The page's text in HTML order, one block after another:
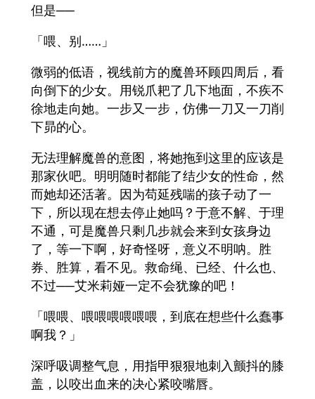
但是──
「喂、别……」
微弱的低语，视线前方的魔兽环顾四周后，看
向倒下的少女。用锐爪耙了几下地面，不疾不
徐地走向她。一步又一步，仿佛一刀又一刀削
下昴的心。
无法理解魔兽的意图，将她拖到这里的应该是
那家伙吧。明明随时都能了结少女的性命，然
而她却还活著。因为苟延残喘的孩子动了一
下，所以现在想去停止她吗？于意不解、于理
不通，可是魔兽只剩几步就会来到女孩身边
了，等一下啊，好奇怪呀，意义不明呐。胜
券、胜算，看不见。救命绳、已经、什么也、
不过──艾米莉娅一定不会犹豫的吧！
「喂喂、喂喂喂喂喂喂，到底在想些什么蠢事
啊我？」
深呼吸调整气息，用指甲狠狠地刺入颤抖的膝
盖，以咬出血来的决心紧咬嘴唇。